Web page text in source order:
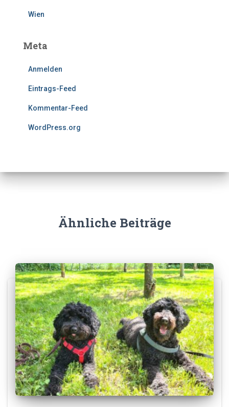
Wien
Meta
Anmelden
Eintrags-Feed
Kommentar-Feed
WordPress.org
Ähnliche Beiträge